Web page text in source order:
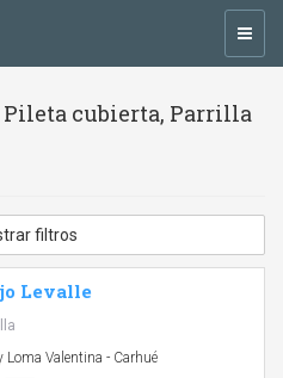
Pileta cubierta, Parrilla
filtros
Levalle
Loma Valentina - Carhué